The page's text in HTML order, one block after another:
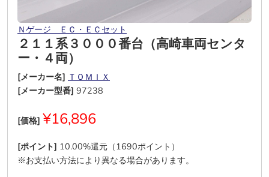
Ｎゲージ ＥＣ・ＥＣセット
２１１系３０００番台（高崎車両センタ
ー・４両）
[メーカー名] ＴＯＭＩＸ
[メーカー型番] 97238
[価格] ¥16,896
[ポイント] 10.00%還元（1690ポイント）
※お支払い方法により異なる場合があります。